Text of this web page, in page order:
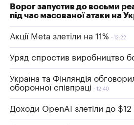
Ворог запустив до восьми
під час масованої атаки на
Акції Meta злетіли на 11% 12:22
Уряд спростив виробництво
Україна та Фінляндія
оборонної співпраці
12:40
Доходи OpenAI злетіли до $12